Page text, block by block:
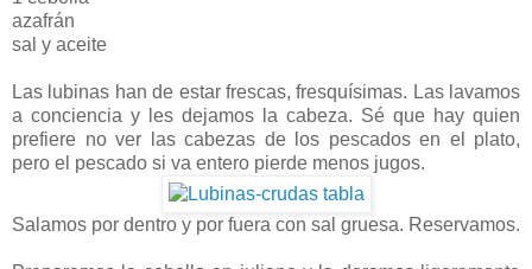
azafrán
sal y aceite
Las lubinas han de estar frescas, fresquísimas. Las lavamos
a conciencia y les dejamos la cabeza. Sé que hay quien
prefiere no ver las cabezas de los pescados en el plato,
pero el pescado si va entero pierde menos jugos.
Salamos por dentro y por fuera con sal gruesa. Reservamos.